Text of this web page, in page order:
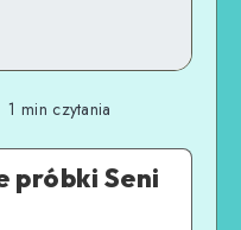
1 min czytania
próbki Seni